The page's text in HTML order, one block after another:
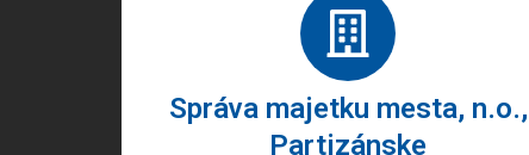
Správa majetku mesta, n.o.,
Partizánske